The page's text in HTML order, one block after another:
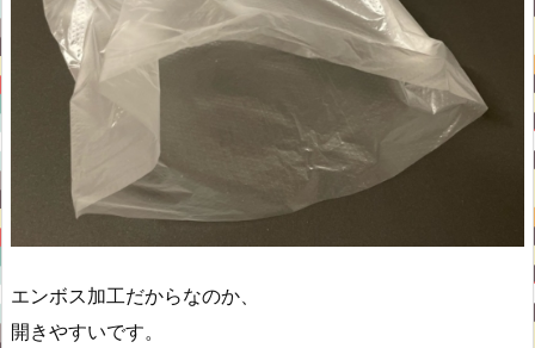
エンボス加工だからなのか、
開きやすいです。